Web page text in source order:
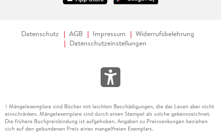
Datenschutz AGB Impressum
Widerrufsbelehrung
Datenschutzeinstellungen
1 Mängelexemplare sind Bücher mit leichten Beschädigungen, die das Lesen aber nicht
einschränken. Mängelexemplare sind durch einen Stempel als solche gekennzeichnet.
Die frühere Buchpreisbindung ist aufgehoben. Angaben zu Preissenkungen beziehen
sich auf den gebundenen Preis eines mangelfreien Exemplars.